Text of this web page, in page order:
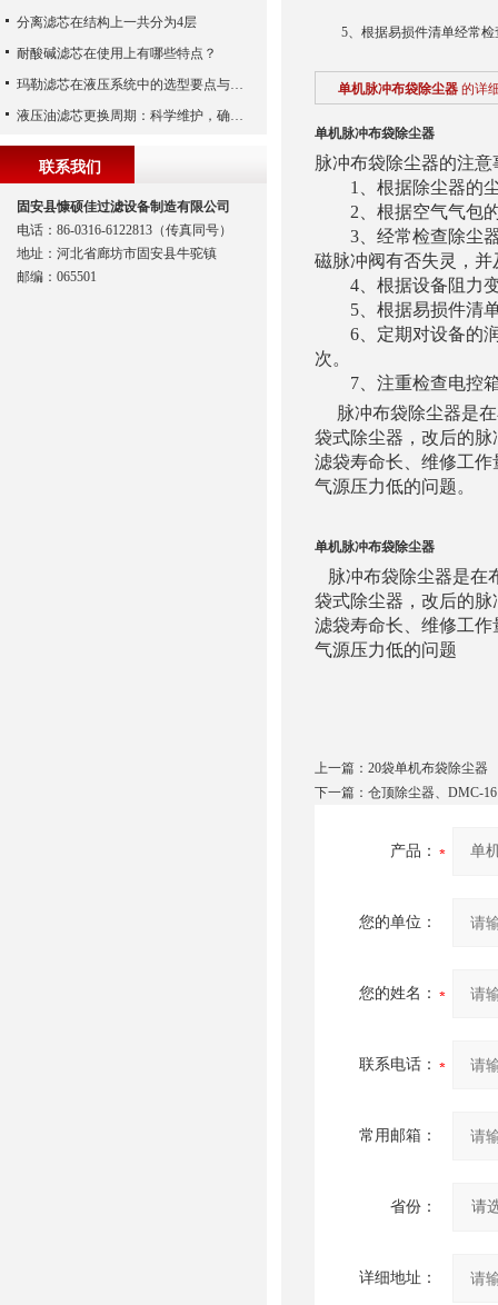
5、根据易损件清单经常检
单机脉冲布袋除尘器 的详
单机脉冲布袋除尘器
脉冲布袋除尘器的注意
1、根据除尘器的尘
2、根据空气气包的
3、经常检查除尘器
磁脉冲阀有否失灵，
4、根据设备阻力变
5、根据易损件清单
6、定期对设备的润
次。
7、注重检查电控箱
脉冲布袋除尘器是在
袋式除尘器，改后的
滤袋寿命长、维修工
气源压力低的问题。
单机脉冲布袋除尘器
脉冲布袋除尘器是在
袋式除尘器，改后的
滤袋寿命长、维修工
气源压力低的问题
上一篇： 20袋单机布袋除尘器
下一篇： 仓顶除尘器、DMC-
产品：
您的单位：
您的姓名：
联系电话：
常用邮箱：
省份：
详细地址：
分离滤芯在结构上一共分为4层
耐酸碱滤芯在使用上有哪些特点？
玛勒滤芯在液压系统中的选型要点与常见误区
液压油滤芯更换周期：科学维护，确保系统稳定
联系我们
固安县慷硕佳过滤设备制造有限公司
电话：86-0316-6122813（传真同号）
地址：河北省廊坊市固安县牛驼镇
邮编：065501